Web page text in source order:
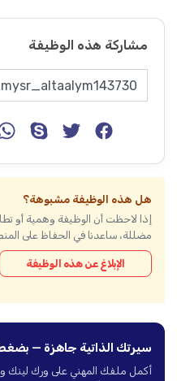
مشاركة هذه الوظيفة
هل هذه الوظيفة مشبوهة؟
إذا لاحظت أن الوظيفة وهمية أو
مضللة، ساعدنا في الحفاظ على
الإبلاغ عن هذه الوظيفة
سيرتك الذاتية جاهزة —
أكمل ملفك المهني على ورك لينك